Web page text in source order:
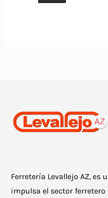
Ferretería Levallejo AZ, es
impulsa el sector ferretero